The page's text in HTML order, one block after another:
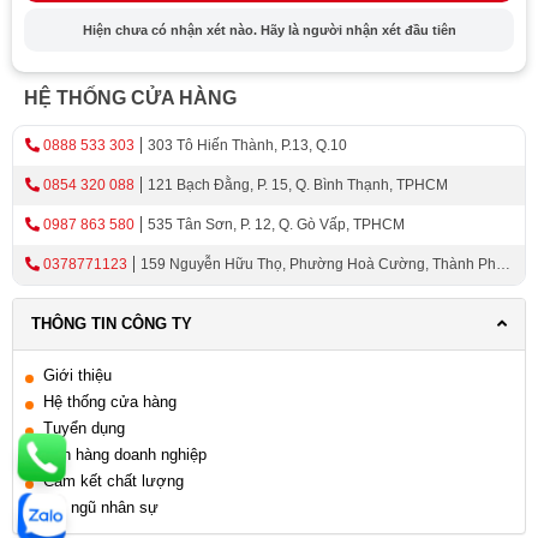
Tính Năng Thông Minh Của Máy Lọc
Nước RO
Máy lọc nước RO có tính năng thông minh vượt trội với
màn hình hiển thị LCD và các cảm biến thông minh. Sản
phẩm này có thể tự động bật và tắt khi cần thiết, đồng
thời cũng cung cấp các thông tin về chất lượng nước và
kịp thời. Sản phẩm còn được trang bị hệ thống cảnh báo
và bảo vệ an toàn, giúp người dùng yên tâm sử dụng sản
phẩm một cách an toàn và tiện lợi.
Lợi Ích Của Máy Lọc Nước RO Cho Sức
Khỏe
Máy lọc nước RO giúp loại bỏ các tạp chất và vi khuẩn
trong nước, giúp đảm bảo nguồn nước sạch và an toàn
cho sức khỏe gia đình. Sản phẩm này giúp giảm thiểu
Hiện chưa có nhận xét nào. Hãy là người nhận xét đầu tiên
HỆ THỐNG CỬA HÀNG
0888 533 303 303 Tô Hiến Thành, P.13, Q.10
0854 320 088 121 Bạch Đằng, P. 15, Q. Bình Thạnh, TPHCM
0987 863 580 535 Tân Sơn, P. 12, Q. Gò Vấp, TPHCM
0378771123
159 Nguyễn Hữu Thọ, Phường Hoà Cường, Thành Phố
THÔNG TIN CÔNG TY
Giới thiệu
Hệ thống cửa hàng
Tuyển dụng
Bán hàng doanh nghiệp
Cam kết chất lượng
Đội ngũ nhân sự